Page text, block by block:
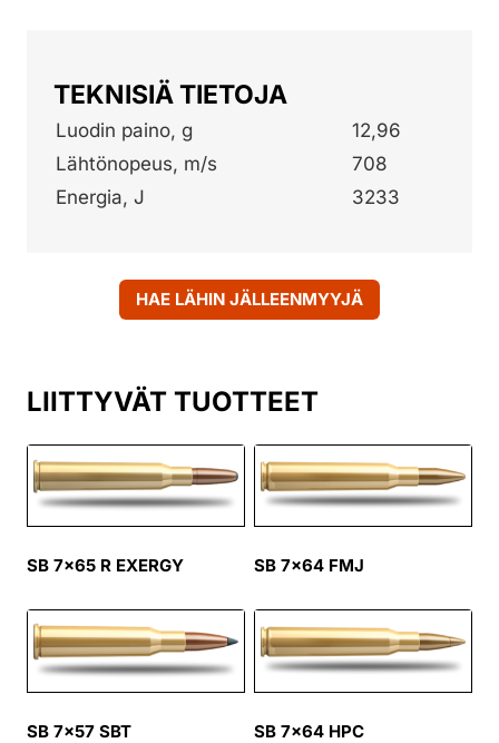
TEKNISIÄ TIETOJA
Luodin paino, g
12,96
Lähtönopeus, m/s
708
Energia, J
3233
HAE LÄHIN JÄLLEENMYYJÄ
LIITTYVÄT TUOTTEET
SB 7×65 R EXERGY SB 7×64 FMJ
SB 7×57 SBT SB 7×64 HPC